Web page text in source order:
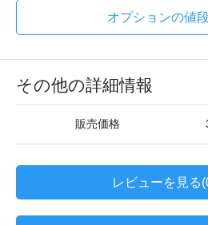
オプションの値
その他の詳細情報
販売価格
レビューを見る